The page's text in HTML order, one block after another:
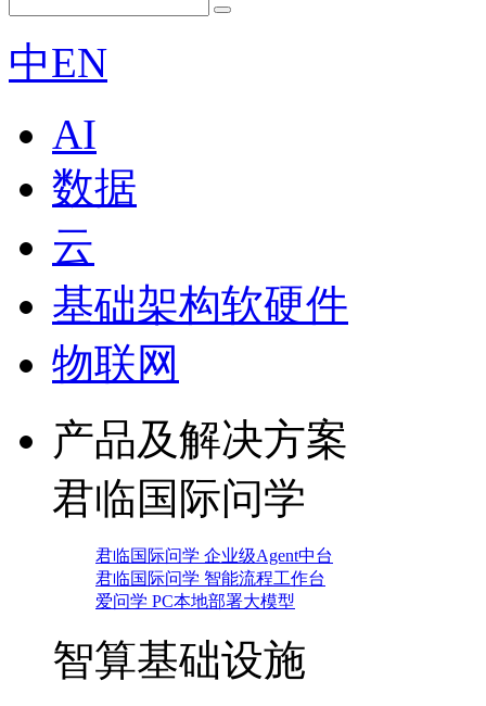
中EN
AI
数据
云
基础架构软硬件
物联网
产品及解决方案
君临国际问学
君临国际问学 企业级Agent中台
君临国际问学 智能流程工作台
爱问学 PC本地部署大模型
智算基础设施